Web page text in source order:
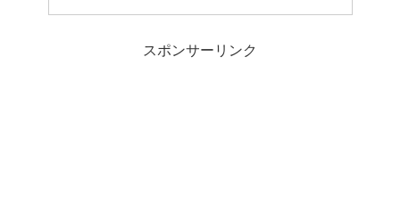
スポンサーリンク